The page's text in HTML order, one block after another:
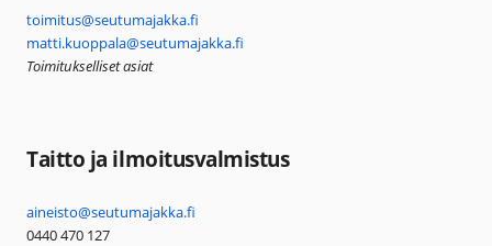
toimitus@seutumajakka.fi
matti.kuoppala@seutumajakka.fi
Toimitukselliset asiat
Taitto ja ilmoitusvalmistus
aineisto@seutumajakka.fi
0440 470 127